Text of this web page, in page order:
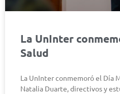
La UnInter
Salud
La UnInter conmemoró el Día
Natalia Duarte, directivos y